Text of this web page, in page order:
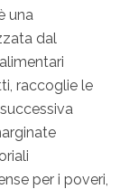
una
dal
raccoglie le
per i poveri,